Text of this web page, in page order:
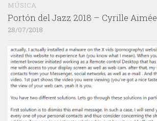
MÚSICA
Portón del Jazz 2018 – Cyrille Aimée
28/07/2018